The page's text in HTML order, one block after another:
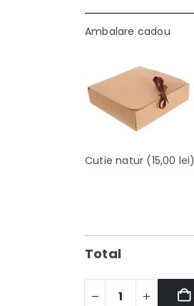
Ambalare cadou
Cutie natur (15,00 lei)
Total